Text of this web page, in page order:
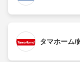
タマホーム/